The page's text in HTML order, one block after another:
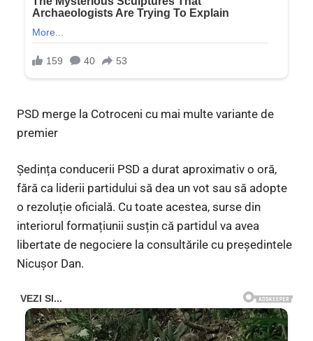
PSD merge la Cotroceni cu mai multe variante de
premier
Ședința conducerii PSD a durat aproximativ o oră,
fără ca liderii partidului să dea un vot sau să adopte
o rezoluție oficială. Cu toate acestea, surse din
interiorul formațiunii susțin că partidul va avea
libertate de negociere la consultările cu președintele
Nicușor Dan.